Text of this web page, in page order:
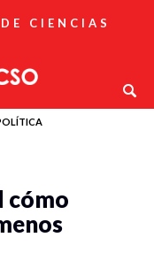
CIENCIAS
cómo